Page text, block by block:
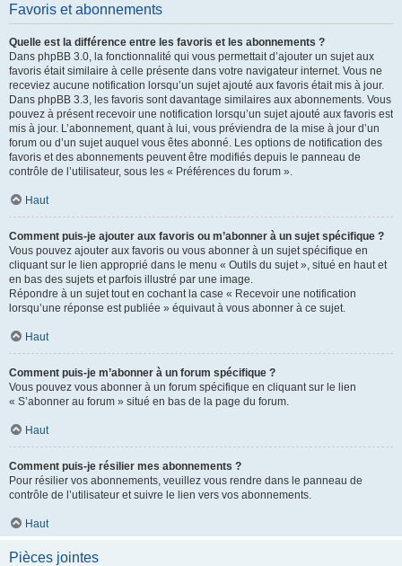
Favoris et abonnements
Quelle est la différence entre les favoris et les abonnements ?
Dans phpBB 3.0, la fonctionnalité qui vous permettait d’ajouter un sujet aux
favoris était similaire à celle présente dans votre navigateur internet. Vous ne
receviez aucune notification lorsqu’un sujet ajouté aux favoris était mis à jour.
Dans phpBB 3.3, les favoris sont davantage similaires aux abonnements. Vous
pouvez à présent recevoir une notification lorsqu’un sujet ajouté aux favoris est
mis à jour. L’abonnement, quant à lui, vous préviendra de la mise à jour d’un
forum ou d’un sujet auquel vous êtes abonné. Les options de notification des
favoris et des abonnements peuvent être modifiés depuis le panneau de
contrôle de l’utilisateur, sous les « Préférences du forum ».
Haut
Comment puis-je ajouter aux favoris ou m’abonner à un sujet spécifique ?
Vous pouvez ajouter aux favoris ou vous abonner à un sujet spécifique en
cliquant sur le lien approprié dans le menu « Outils du sujet », situé en haut et
en bas des sujets et parfois illustré par une image.
Répondre à un sujet tout en cochant la case « Recevoir une notification
lorsqu’une réponse est publiée » équivaut à vous abonner à ce sujet.
Haut
Comment puis-je m’abonner à un forum spécifique ?
Vous pouvez vous abonner à un forum spécifique en cliquant sur le lien
« S’abonner au forum » situé en bas de la page du forum.
Haut
Comment puis-je résilier mes abonnements ?
Pour résilier vos abonnements, veuillez vous rendre dans le panneau de
contrôle de l’utilisateur et suivre le lien vers vos abonnements.
Haut
Pièces jointes